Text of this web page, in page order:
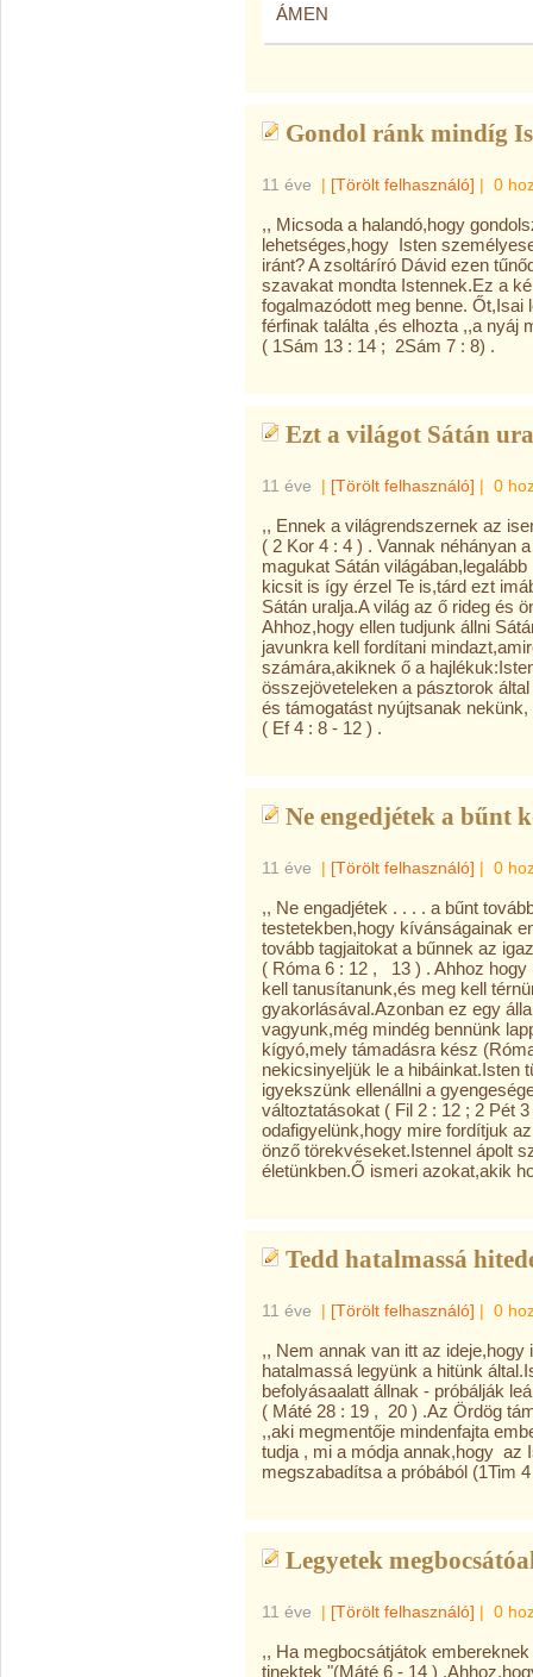
ÁMEN
Gondol ránk mindíg
11 éve | [Törölt felhasználó] | 0
,, Micsoda a halandó,hogy
lehetséges,hogy Isten
iránt? A zsoltáríró Dávid ezen
szavakat mondta Istennek.Ez a
fogalmazódott meg benne.
férfinak találta ,és elhozta ,,a nyáj
( 1Sám 13 : 14 ; 2Sám 7 : 8) .
Ezt a világot Sátán
11 éve | [Törölt felhasználó] | 0
,, Ennek a világrendszernek az
( 2 Kor 4 : 4 ) . Vannak néhányan
magukat Sátán
kicsit is így érzel Te is,tárd ezt
Sátán uralja.A világ az ő rideg és
Ahhoz,hogy ellen tudjunk állni
javunkra kell fordítani
számára,akiknek ő a
összejöveteleken a pásztorok
és támogatást nyújtsanak
( Ef 4 : 8 - 12 ) .
Ne engedjétek a bűnt
11 éve | [Törölt felhasználó] | 0
,, Ne engadjétek . . . . a bűnt
testetekben,hogy kívánságainak
tovább tagjaitokat a bűnnek az
( Róma 6 : 12 , 13 ) . Ahhoz
kell tanusítanunk,és meg kell
gyakorlásával.Azonban ez egy
vagyunk,még mindég bennünk
kígyó,mely támadásra kész
nekicsinyeljük le a hibáinkat.Isten
igyekszünk ellenállni a
változtatásokat ( Fil 2 : 12 ; 2 Pét
odafigyelünk,hogy mire fordítjuk
önző törekvéseket.Istennel ápolt
életünkben.Ő ismeri azokat,akik
Tedd hatalmassá
11 éve | [Törölt felhasználó] | 0
,, Nem annak van itt az
hatalmassá legyünk a hitünk
befolyásaalatt állnak - próbálják
( Máté 28 : 19 , 20 ) .Az Ördög
,,aki megmentője mindenfajta
tudja , mi a módja annak,hogy az
megszabadítsa a próbából (1Tim
Legyetek
11 éve | [Törölt felhasználó] | 0
,, Ha megbocsátjátok
tinektek "(Máté 6 - 14 )